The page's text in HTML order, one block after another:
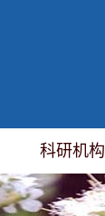
科研机构